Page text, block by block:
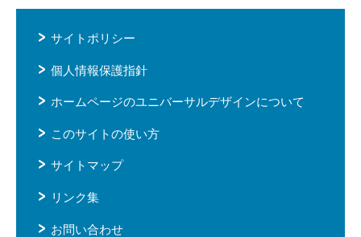
サイトポリシー
個人情報保護指針
ホームページのユニバーサルデザインについて
このサイトの使い方
サイトマップ
リンク集
お問い合わせ